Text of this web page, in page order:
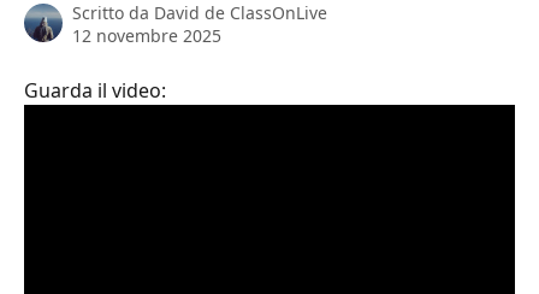
Scritto da David de ClassOnLive
12 novembre 2025
Guarda il video: